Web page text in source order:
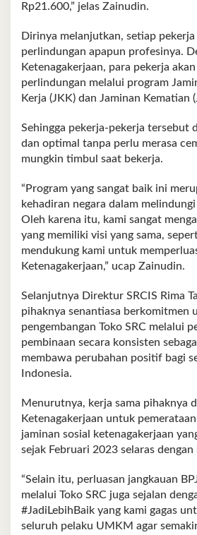
Rp21.600,” jelas Zainudin.
Dirinya melanjutkan, setiap
perlindungan apapun profesinya.
Ketenagakerjaan, para pekerja
perlindungan melalui program
Kerja (JKK) dan Jaminan Kematian
Sehingga pekerja-pekerja tersebut
dan optimal tanpa perlu merasa
mungkin timbul saat bekerja.
“Program yang sangat baik ini
kehadiran negara dalam
Oleh karena itu, kami sangat
yang memiliki visi yang sama,
mendukung kami untuk
Ketenagakerjaan,” ucap Zainudin.
Selanjutnya Direktur SRCIS Rima
pihaknya senantiasa berkomitmen
pengembangan Toko SRC melalui
pembinaan secara konsisten
membawa perubahan positif bagi
Indonesia.
Menurutnya, kerja sama pihaknya
Ketenagakerjaan untuk
jaminan sosial ketenagakerjaan
sejak Februari 2023 selaras
“Selain itu, perluasan jangkauan
melalui Toko SRC juga sejalan
#JadiLebihBaik yang kami gagas
seluruh pelaku UMKM agar